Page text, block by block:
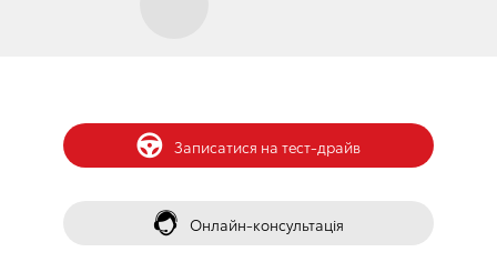
󰀀 Записатися на тест-драйв
󰀁 Онлайн-консультація